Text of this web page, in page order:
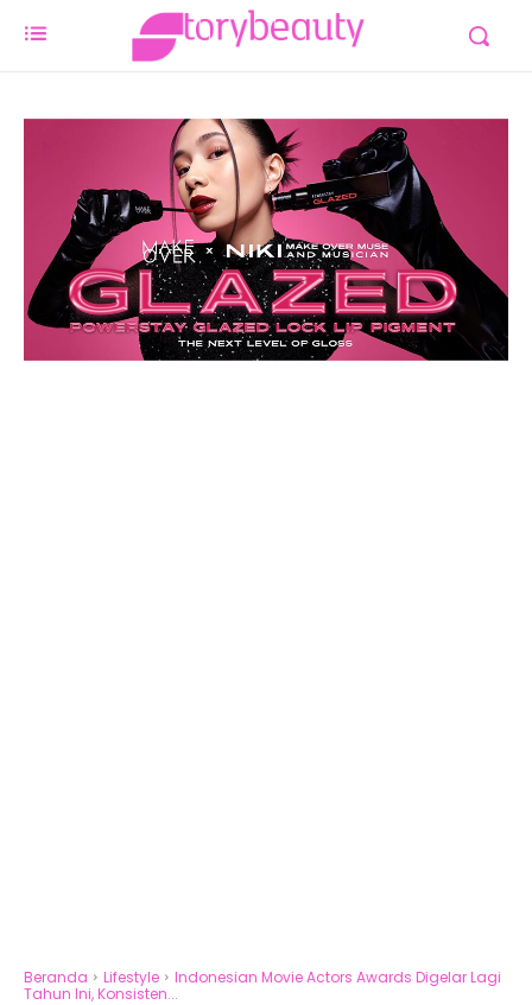
Beranda Lifestyle
Indonesian Movie Actors Awards Digelar Lagi
Tahun Ini, Konsisten...